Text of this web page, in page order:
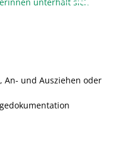
An- und Ausziehen oder